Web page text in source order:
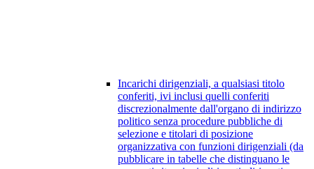
Incarichi dirigenziali, a qualsiasi titolo
conferiti, ivi inclusi quelli conferiti
discrezionalmente dall'organo di indirizzo
politico senza procedure pubbliche di
selezione e titolari di posizione
organizzativa con funzioni dirigenziali (da
pubblicare in tabelle che distinguano le